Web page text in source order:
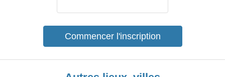
Commencer l'inscription